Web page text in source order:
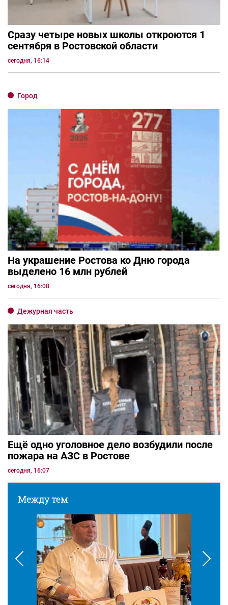
Сразу четыре новых школы откроются 1
сентября в Ростовской области
сегодня, 16:14
Город
На украшение Ростова ко Дню города
выделено 16 млн рублей
сегодня, 16:08
Дежурная часть
Ещё одно уголовное дело возбудили после
пожара на АЗС в Ростове
сегодня, 16:07
Между тем